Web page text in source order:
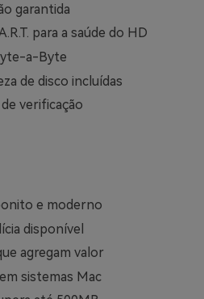
garantida
para a saúde do HD
a-Byte
de disco incluídas
verificação
e moderno
disponível
agregam valor
sistemas Mac